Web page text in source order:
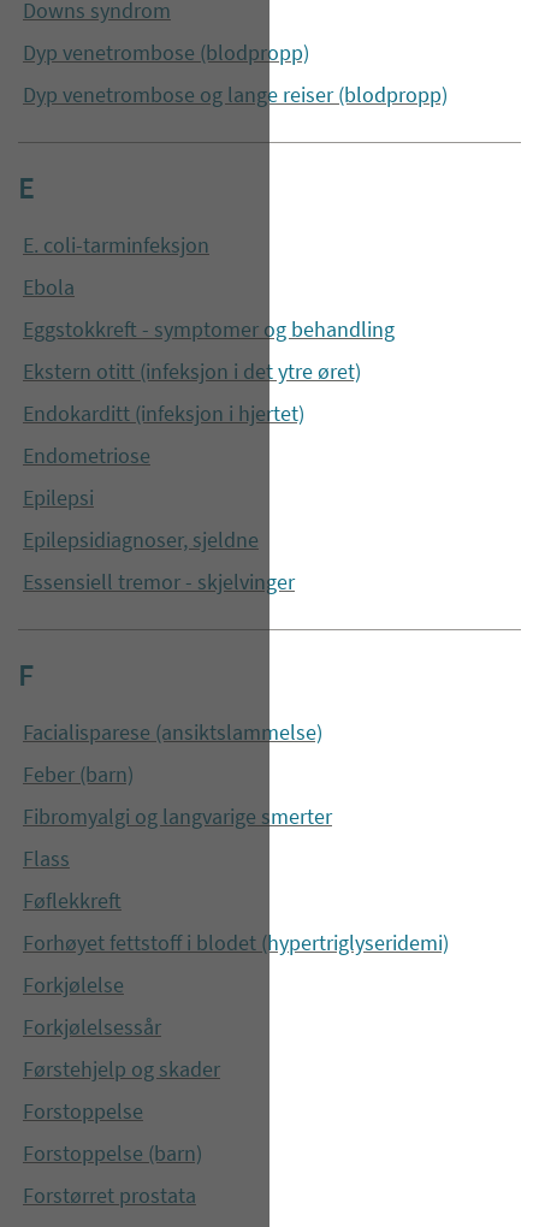
Downs syndrom
Dyp venetrombose (blodpropp)
Dyp venetrombose og lange reiser (blodpropp)
E
E. coli-tarminfeksjon
Ebola
Eggstokkreft - symptomer og behandling
Ekstern otitt (infeksjon i det ytre øret)
Endokarditt (infeksjon i hjertet)
Endometriose
Epilepsi
Epilepsidiagnoser, sjeldne
Essensiell tremor - skjelvinger
F
Facialisparese (ansiktslammelse)
Feber (barn)
Fibromyalgi og langvarige smerter
Flass
Føflekkreft
Forhøyet fettstoff i blodet (hypertriglyseridemi)
Forkjølelse
Forkjølelsessår
Førstehjelp og skader
Forstoppelse
Forstoppelse (barn)
Forstørret prostata